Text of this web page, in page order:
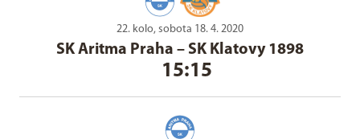
22. kolo, sobota 18. 4. 2020
SK Aritma Praha – SK Klatovy 1898
15:15